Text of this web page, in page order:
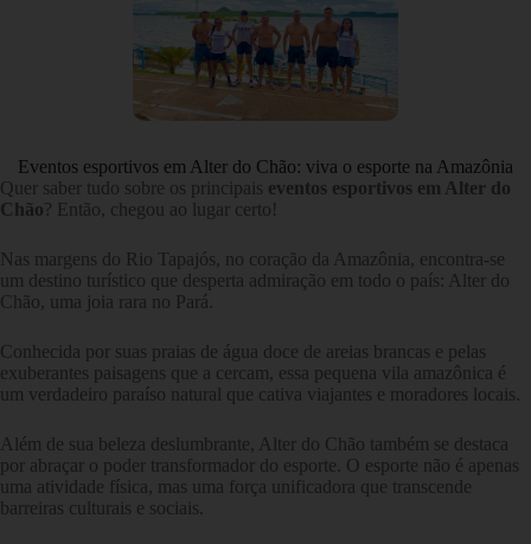
Eventos esportivos em Alter do Chão: viva o esporte na Amazônia
Quer saber tudo sobre os principais eventos esportivos em Alter do
Chão ? Então, chegou ao lugar certo!
Nas margens do Rio Tapajós, no coração da Amazônia, encontra-se
um destino turístico que desperta admiração em todo o país: Alter do
Chão, uma joia rara no Pará.
Conhecida por suas praias de água doce de areias brancas e pelas
exuberantes paisagens que a cercam, essa pequena vila amazônica é
um verdadeiro paraíso natural que cativa viajantes e moradores locais.
Além de sua beleza deslumbrante, Alter do Chão também se destaca
por abraçar o poder transformador do esporte. O esporte não é apenas
uma atividade física, mas uma força unificadora que transcende
barreiras culturais e sociais.